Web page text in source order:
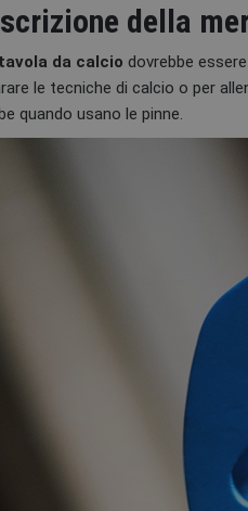
della
tavola da calcio dovrebbe
le tecniche di calcio o per
quando usano le pinne.